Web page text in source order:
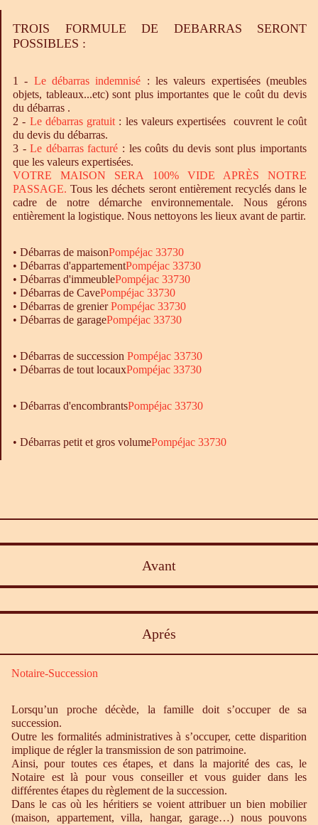
TROIS FORMULE DE DEBARRAS SERONT
POSSIBLES :
1 - Ledébarras indemnisé : les valeurs expertisées (meubles
objets, tableaux...etc) sont plus importantes que le coût du devis
du débarras .
2 - Le débarrasgratuit : les valeurs expertisées couvrent le coût
du devis du débarras.
3 -Le débarrasfacturé : les coûts du devis sont plus importants
que les valeurs expertisées.
VOTRE MAISON SERA 100% VIDE APRÈS NOTRE
PASSAGE. Tous les déchets seront entièrement recyclés dans le
cadre de notre démarche environnementale. Nous gérons
entièrement la logistique. Nous nettoyons les lieux avant de partir.
• Débarras de maisonPompéjac 33730
• Débarras d'appartementPompéjac 33730
• Débarras d'immeublePompéjac 33730
• Débarras de CavePompéjac 33730
• Débarras de grenierPompéjac 33730
• Débarras de garagePompéjac 33730
• Débarras de succession Pompéjac 33730
• Débarras de tout locauxPompéjac 33730
• Débarras d'encombrantsPompéjac 33730
• Débarras petit et gros volumePompéjac 33730
Avant
Aprés
Notaire-Succession
Lorsqu’un proche décède, la famille doit s’occuper de sa
succession.
Outre les formalités administratives à s’occuper, cette disparition
implique de régler la transmission de son patrimoine.
Ainsi, pour toutes ces étapes, et dans la majorité des cas, le
Notaire est là pour vous conseiller et vous guider dans les
différentes étapes du règlement de la succession.
Dans le cas où les héritiers se voient attribuer un bien mobilier
(maison, appartement, villa, hangar, garage…) nous pouvons